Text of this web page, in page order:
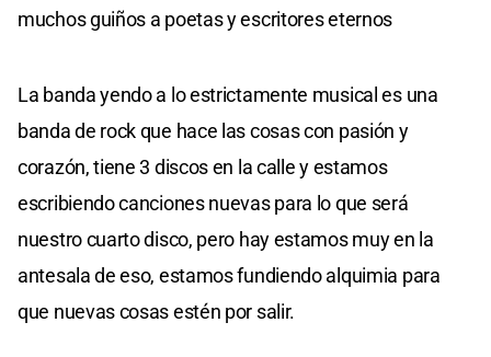
muchos guiños a poetas y escritores eternos
La banda yendo a lo estrictamente musical es una
banda de rock que hace las cosas con pasión y
corazón, tiene 3 discos en la calle y estamos
escribiendo canciones nuevas para lo que será
nuestro cuarto disco, pero hay estamos muy en la
antesala de eso, estamos fundiendo alquimia para
que nuevas cosas estén por salir.